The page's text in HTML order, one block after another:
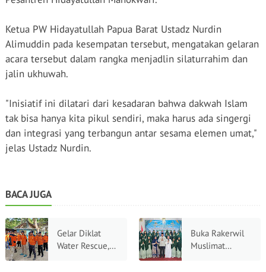
Ketua PW Hidayatullah Papua Barat Ustadz Nurdin
Alimuddin pada kesempatan tersebut, mengatakan gelaran
acara tersebut dalam rangka menjadlin silaturrahim dan
jalin ukhuwah.
"Inisiatif ini dilatari dari kesadaran bahwa dakwah Islam
tak bisa hanya kita pikul sendiri, maka harus ada singergi
dan integrasi yang terbangun antar sesama elemen umat,"
jelas Ustadz Nurdin.
BACA JUGA
Gelar Diklat
Water Rescue,
Buka Rakerwil
Muslimat